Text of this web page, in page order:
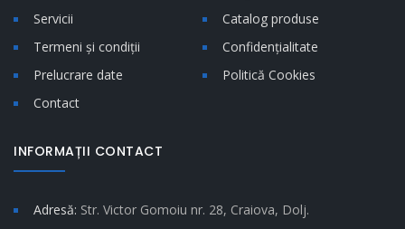
Servicii
Catalog produse
Termeni și condiții
Confidențialitate
Prelucrare date
Politică Cookies
Contact
INFORMAȚII CONTACT
Adresă: Str. Victor Gomoiu nr. 28, Craiova, Dolj.